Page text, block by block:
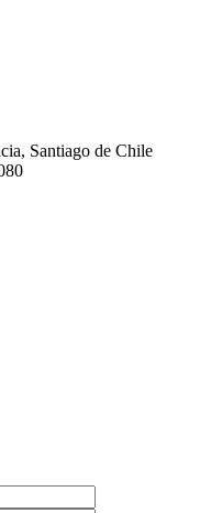
Santiago de Chile